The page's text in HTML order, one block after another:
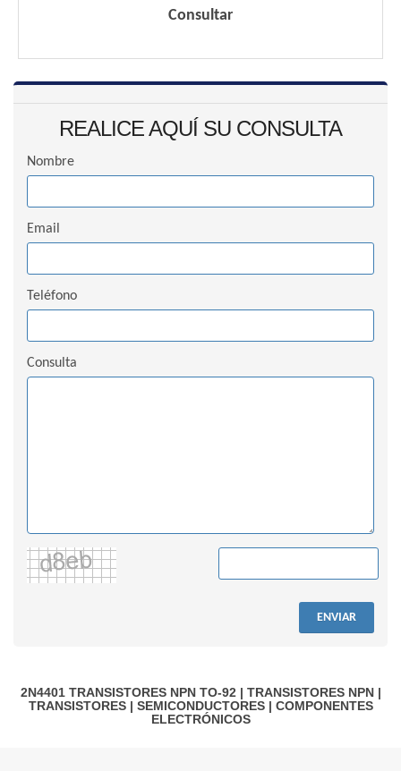
Consultar
REALICE AQUÍ SU CONSULTA
Nombre
Email
Teléfono
Consulta
ENVIAR
2N4401 TRANSISTORES NPN TO-92| TRANSISTORES NPN|
TRANSISTORES| SEMICONDUCTORES| COMPONENTES
ELECTRÓNICOS